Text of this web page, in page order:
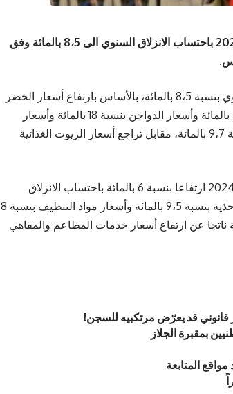
ارتفعت أسعار مجموعة المواد الغذائية خلال شهر نوفمبر 2024 باحتساب الانزلاق السنوي الى 8،5 بالمائة وفق
ويفسر ارتفاع أسعار المواد الغذائية، باحتساب الانزلاق السنوي بنسبة 8،5 بالمائة، بالأساس بارتفاع أسعار الخضر
الطازجة بنسبة 23،5 بالمائة وأسعار لحم الضأن بنسبة 20،5 بالمائة وأسعار الدواجن بنسبة 18 بالمائة وأسعار
الأسماك الطازجة بنسبة 12،7 بالمائة وأسعار لحم البقر بنسبة 9،7 بالمائة، مقابل تراجع أسعار الزيوت الغذائية
من جهة اخرى، شهدت أسعار المواد المصنعة لشهر نوفمبر 2024 ارتفاعا بنسبة 6 بالمائة باحتساب الانزلاق
السنوي، ويعود ذلك بالأساس الى ارتفاع أسعار الملابس والاحذية بنسبة 9،5 بالمائة وأسعار مواد التنظيف بنسبة 8
شهدت أسعار الخدمات ارتفاعا بنسبة 5،6 بالمائة ناتجا عن ارتفاع أسعار خدمات المطاعم والمقاهي
قانوني قد يعرّض مرتكبيه للسجن!
بمقبرة الجلاز
المتابعة